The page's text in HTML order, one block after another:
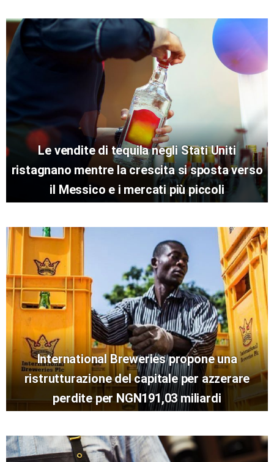
Le vendite di tequila negli Stati Uniti
ristagnano mentre la crescita si sposta verso
il Messico e i mercati più piccoli
International Breweries propone una
ristrutturazione del capitale per azzerare
perdite per NGN191,03 miliardi